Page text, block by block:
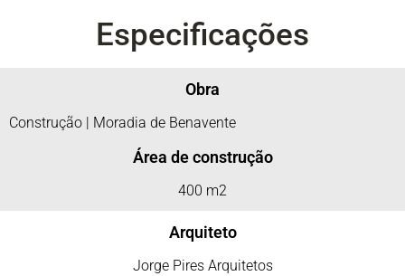
Especificações
Obra
Construção | Moradia de Benavente
Área de construção
400 m2
Arquiteto
Jorge Pires Arquitetos